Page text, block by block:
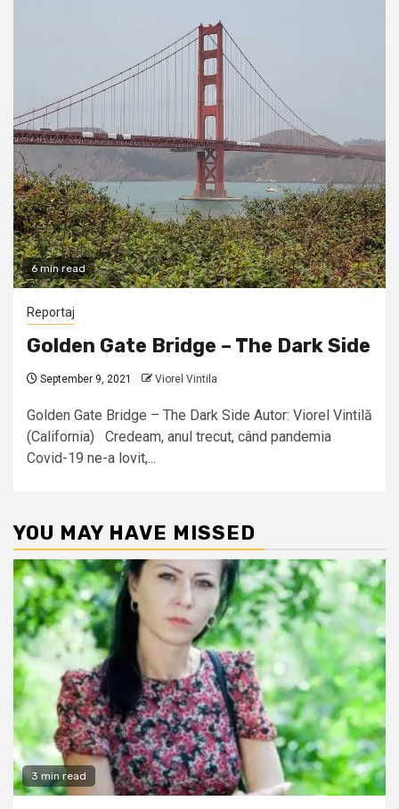
6 min read
Reportaj
Golden Gate Bridge – The Dark Side
September 9, 2021 Viorel Vintila
Golden Gate Bridge – The Dark Side Autor: Viorel Vintilă
(California) Credeam, anul trecut, când pandemia
Covid-19 ne-a lovit,...
YOU MAY HAVE MISSED
3 min read